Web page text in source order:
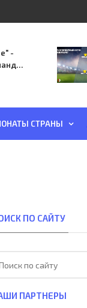
-
СТРАНЫ
ПО САЙТУ
ПАРТНЕРЫ